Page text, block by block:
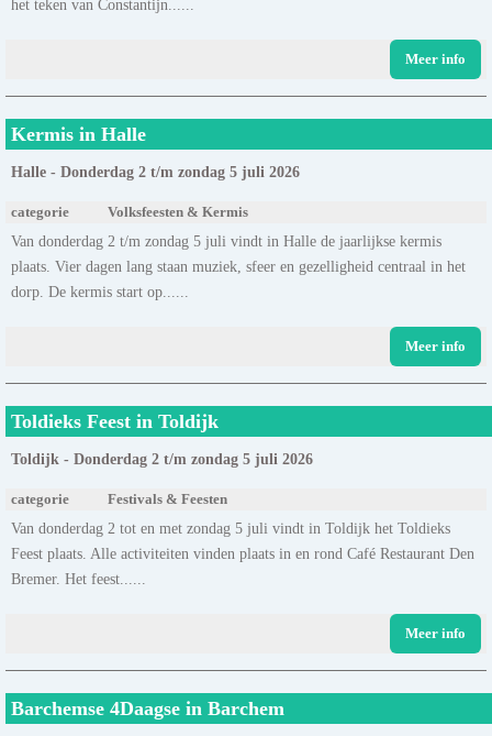
het teken van Constantijn......
Meer info
Kermis in Halle
Halle - Donderdag 2 t/m zondag 5 juli 2026
categorie Volksfeesten & Kermis
Van donderdag 2 t/m zondag 5 juli vindt in Halle de jaarlijkse kermis
plaats. Vier dagen lang staan muziek, sfeer en gezelligheid centraal in het
dorp. De kermis start op......
Meer info
Toldieks Feest in Toldijk
Toldijk - Donderdag 2 t/m zondag 5 juli 2026
categorie Festivals & Feesten
Van donderdag 2 tot en met zondag 5 juli vindt in Toldijk het Toldieks
Feest plaats. Alle activiteiten vinden plaats in en rond Café Restaurant Den
Bremer. Het feest......
Meer info
Barchemse 4Daagse in Barchem